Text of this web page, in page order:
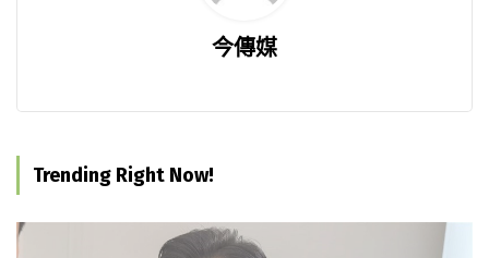
今傳媒
Trending Right Now!